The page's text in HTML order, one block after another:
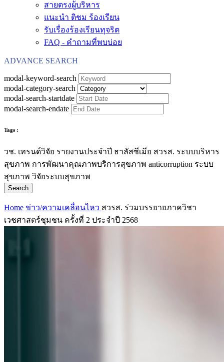
สายตรงผู้บริหาร
แนะนำ ติชม ร้องเรียน
รับเรื่องร้องเรียนทุจริต
FAQ - คำถามที่พบบ่อย
ADVANCE SEARCH
modal-keyword-search
modal-category-search
modal-search-startdate
modal-search-endate
Tags :
วช. เทรนด์วิจัย รายงานประจำปี ธาลัสซีเมีย สวรส. ระบบบริหาร
สุขภาพ การพัฒนาคุณภาพบริการสุขภาพ anticorruption ระบบ
สุขภาพ วิจัยระบบสุขภาพ
Search
Home ข่าว/ความเคลื่อนไหว สวรส. ร่วมบรรยายภาควิชา
เวชศาสตร์ชุมชน ครั้งที่ 2 ประจำปี 2568